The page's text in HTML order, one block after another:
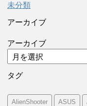
未分類
アーカイブ
アーカイブ
タグ
AlienShooter ASUS